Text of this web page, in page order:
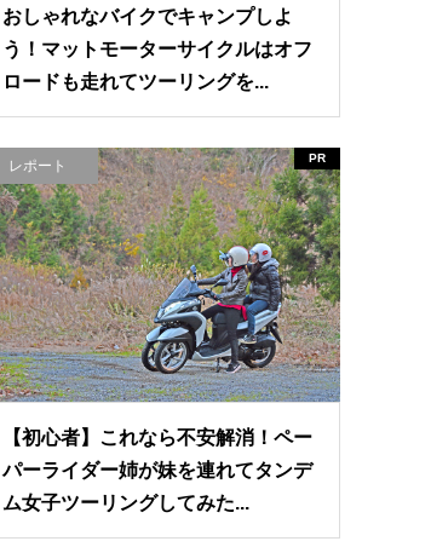
おしゃれなバイクでキャンプしよ
う！マットモーターサイクルはオフ
ロードも走れてツーリングを...
レポート PR
【初心者】これなら不安解消！ペー
パーライダー姉が妹を連れてタンデ
ム女子ツーリングしてみた...